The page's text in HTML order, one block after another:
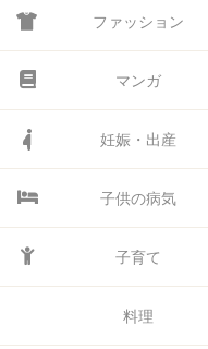
ファッション
マンガ
妊娠・出産
子供の病気
子育て
料理